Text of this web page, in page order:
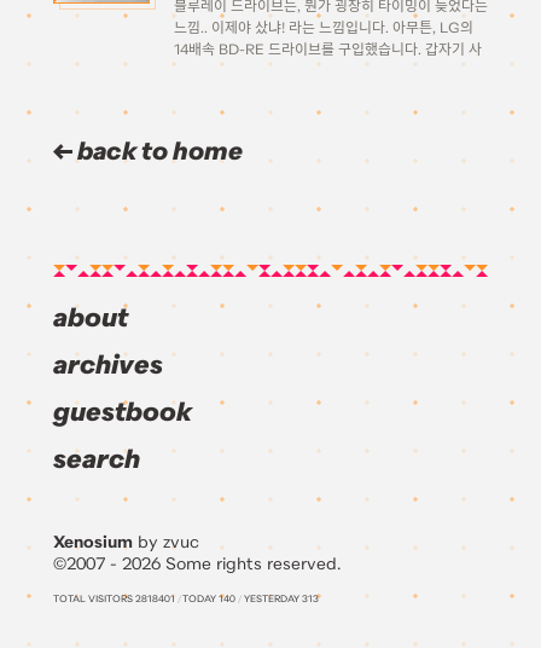
블루레이 드라이브는, 뭔가 굉장히 타이밍이 늦었다는
느낌.. 이제야 샀냐! 라는 느낌입니다. 아무튼, LG의
14배속 BD-RE 드라이브를 구입했습니다. 갑자기 사
게 된 계기는, 지난주에야 비로소 미루고 미루던 케이
존에 […]
back to home
about
archives
guestbook
search
Xenosium by zvuc
©2007 - 2026 Some rights reserved.
TOTAL VISITORS 2818401 /TODAY 140 / YESTERDAY 313